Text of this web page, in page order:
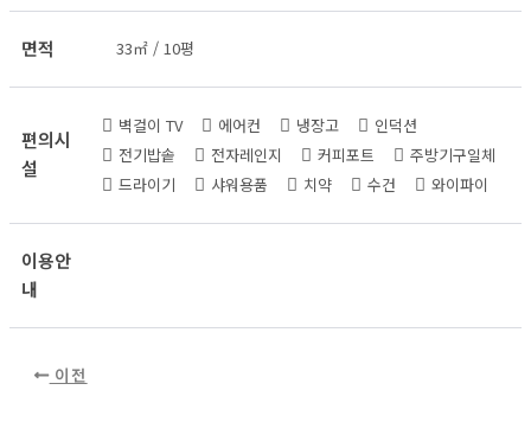
면적 33㎡ / 10평
편의시
설
벽걸이 TV 에어컨 냉장고
인덕션
전기밥솥
전자레인지 커피포트
주방기구일체
드라이기
샤워용품 치약 수건 와이파이
이용안
내
이전